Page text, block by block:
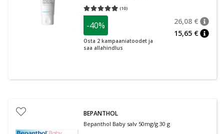
(10)
Keskmine hinnang 4.90
-40%
Osta 2 kampaaniatoodet ja
saa allahindlus
26,08 €
15,65 €
BEPANTHOL
Bepanthol Baby salv 50mg/g 30 g